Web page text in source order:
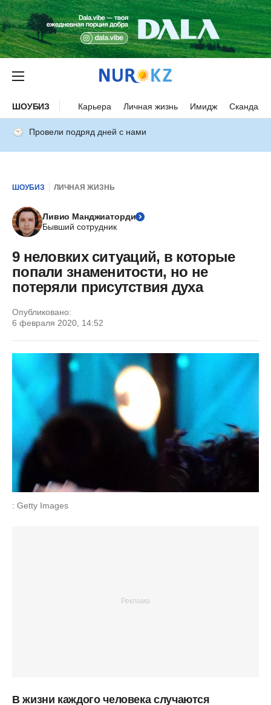
ШОУБИЗ Карьера Личная жизнь Имидж Скандалы
Провели подряд дней с нами
ШОУБИЗ ЛИЧНАЯ ЖИЗНЬ
Ливио Манджиаторди
Бывший сотрудник
9 неловких ситуаций, в которые
попали знаменитости, но не
потеряли присутствия духа
Опубликовано:
6 февраля 2020, 14:52
: Getty Images
В жизни каждого человека случаются